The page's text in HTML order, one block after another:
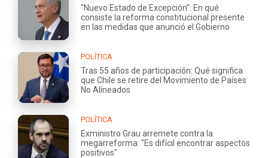
"Nuevo Estado de Excepción": En qué
consiste la reforma constitucional presente
en las medidas que anunció el Gobierno
POLÍTICA
Tras 55 años de participación: Qué significa
que Chile se retire del Movimiento de Países
No Alineados
POLÍTICA
Exministro Grau arremete contra la
megarreforma: "Es difícil encontrar aspectos
positivos"